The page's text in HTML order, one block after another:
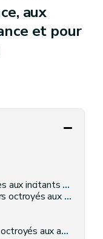
aux
et pour
financiers
de la formation en alternance
aux apprenants